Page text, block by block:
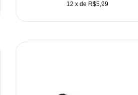
12 x de R$5,99